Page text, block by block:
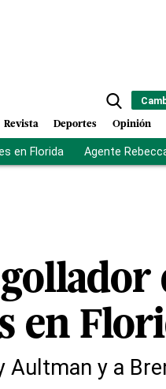
Revista Deportes Opinión
en Florida Agente
en
Aultman y a